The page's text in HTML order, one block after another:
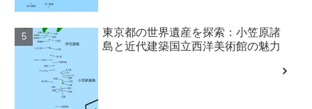
東京都の世界遺産を探索：小笠原諸
島と近代建築国立西洋美術館の魅力